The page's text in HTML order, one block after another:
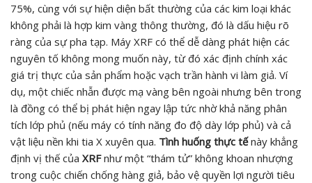
75%, cùng với sự hiện diện bất thường của các kim loại khác
không phải là hợp kim vàng thông thường, đó là dấu hiệu rõ
ràng của sự pha tạp. Máy XRF có thể dễ dàng phát hiện các
nguyên tố không mong muốn này, từ đó xác định chính xác
giá trị thực của sản phẩm hoặc vạch trần hành vi làm giả. Ví
dụ, một chiếc nhẫn được mạ vàng bên ngoài nhưng bên trong
là đồng có thể bị phát hiện ngay lập tức nhờ khả năng phân
tích lớp phủ (nếu máy có tính năng đo độ dày lớp phủ) và cả
vật liệu nền khi tia X xuyên qua. Tình huống thực tếnày khẳng
định vị thế của XRFnhư một “thám tử” không khoan nhượng
trong cuộc chiến chống hàng giả, bảo vệ quyền lợi người tiêu